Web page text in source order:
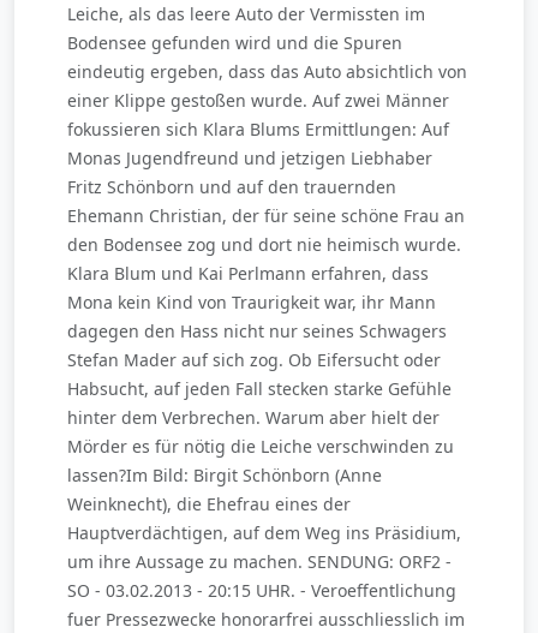
Leiche, als das leere Auto der Vermissten im
Bodensee gefunden wird und die Spuren
eindeutig ergeben, dass das Auto absichtlich von
einer Klippe gestoßen wurde. Auf zwei Männer
fokussieren sich Klara Blums Ermittlungen: Auf
Monas Jugendfreund und jetzigen Liebhaber
Fritz Schönborn und auf den trauernden
Ehemann Christian, der für seine schöne Frau an
den Bodensee zog und dort nie heimisch wurde.
Klara Blum und Kai Perlmann erfahren, dass
Mona kein Kind von Traurigkeit war, ihr Mann
dagegen den Hass nicht nur seines Schwagers
Stefan Mader auf sich zog. Ob Eifersucht oder
Habsucht, auf jeden Fall stecken starke Gefühle
hinter dem Verbrechen. Warum aber hielt der
Mörder es für nötig die Leiche verschwinden zu
lassen?Im Bild: Birgit Schönborn (Anne
Weinknecht), die Ehefrau eines der
Hauptverdächtigen, auf dem Weg ins Präsidium,
um ihre Aussage zu machen. SENDUNG: ORF2 -
SO - 03.02.2013 - 20:15 UHR. - Veroeffentlichung
fuer Pressezwecke honorarfrei ausschliesslich im